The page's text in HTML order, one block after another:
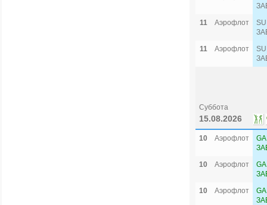
11
Аэрофлот
11
Аэрофлот
Суббота
15.08.2026
10 Аэрофлот
10
Аэрофлот
10
Аэрофлот